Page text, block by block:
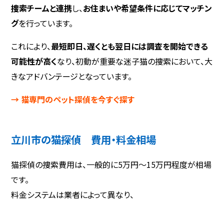
捜索チームと連携し、お住まいや希望条件に応じてマッチン
グを行っています。
これにより、最短即日、遅くとも翌日には調査を開始できる
可能性が高くなり、初動が重要な迷子猫の捜索において、大
きなアドバンテージとなっています。
→ 猫専門のペット探偵を今すぐ探す
立川市の猫探偵 費用・料金相場
猫探偵の捜索費用は、一般的に5万円〜15万円程度が相場
です。
料金システムは業者によって異なり、